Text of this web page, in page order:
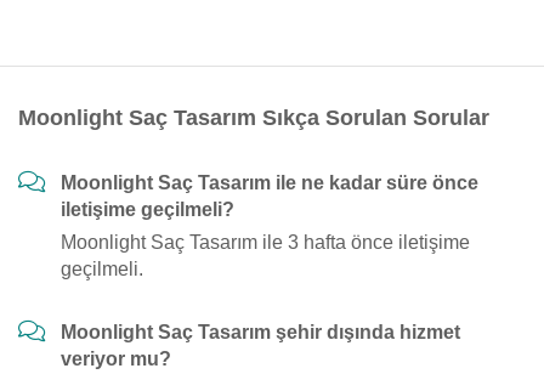
Moonlight Saç Tasarım Sıkça Sorulan Sorular
Moonlight Saç Tasarım ile ne kadar süre önce
iletişime geçilmeli?
Moonlight Saç Tasarım ile 3 hafta önce iletişime
geçilmeli.
Moonlight Saç Tasarım şehir dışında hizmet
veriyor mu?